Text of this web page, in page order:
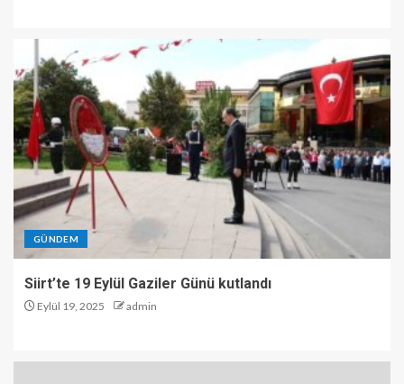
GÜNDEM
Siirt’te 19 Eylül Gaziler Günü kutlandı
Eylül 19, 2025 admin